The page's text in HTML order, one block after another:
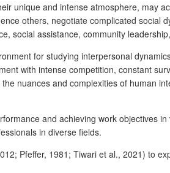
unique and intense atmosphere, may
others, negotiate complicated
social assistance, community
for studying interpersonal
with intense competition, constant
nuances and complexities of human
and achieving work objectives
in diverse fields.
Pfeffer, 1981; Tiwari et al., 2021) to